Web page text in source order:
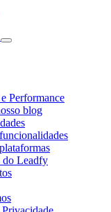
Performance
blog
do Leadfy